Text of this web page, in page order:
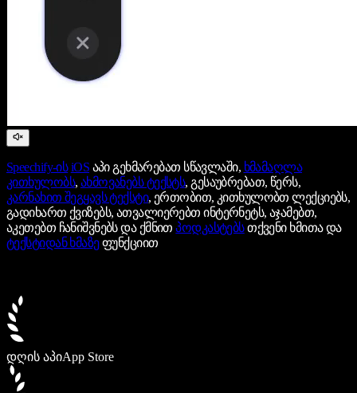
Speechify-ის iOS აპი გეხმარებათ სწავლაში, ხმამაღლა
კითხულობს, ახმოვანებს ტექსტს, გესაუბრებათ, წერს,
კარნახით შეგყავს ტექსტი, ერთობით, კითხულობთ ლექციებს,
გადიხართ ქვიზებს, ათვალიერებთ ინტერნეტს, აჯამებთ,
აკეთებთ ჩანიშვნებს და ქმნითპოდკასტებსთქვენი ხმითა და
ტექსტიდან ხმაზეფუნქციით
დღის აპიApp Store